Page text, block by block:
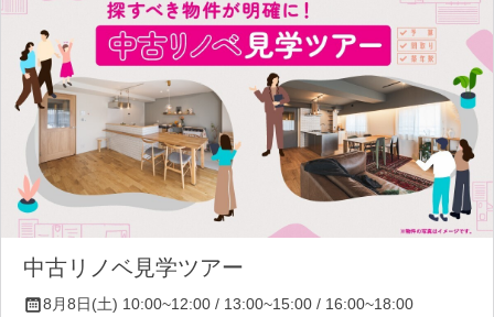
中古リノベ見学ツアー
8月8日(土) 10:00~12:00 / 13:00~15:00 / 16:00~18:00